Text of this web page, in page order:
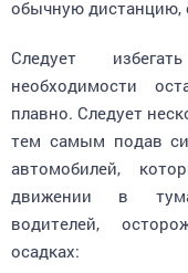
необходимости
плавно. Следует
тем самым подав
автомобилей,
движении в
водителей,
осадках: